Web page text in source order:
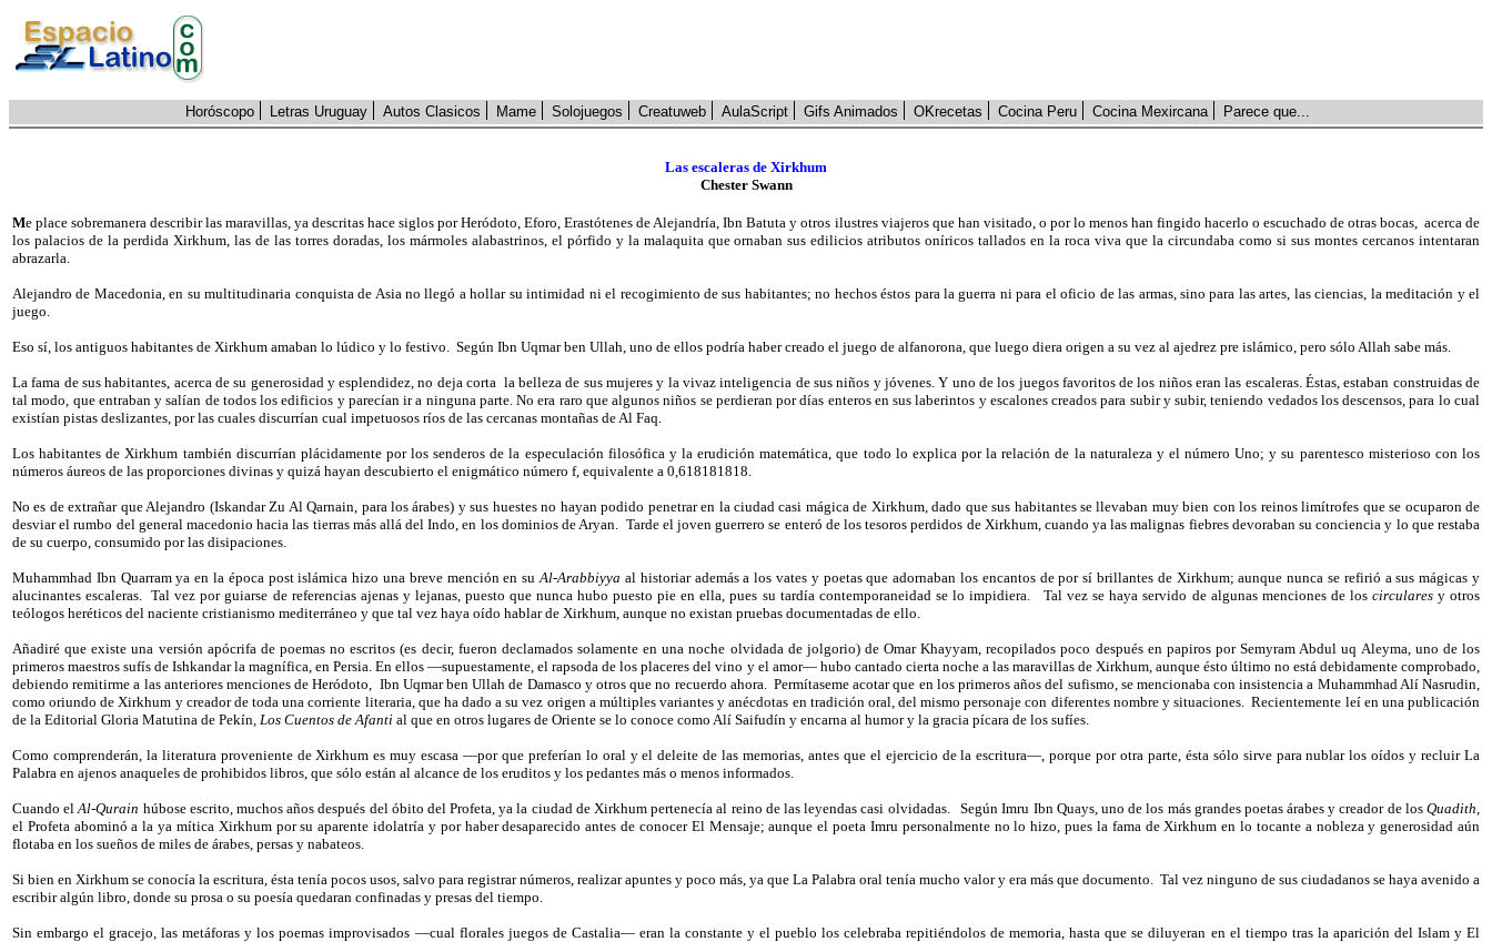
Horóscopo Letras Uruguay Autos Clasicos Mame Solojuegos Creatuweb AulaScript Gifs Animados OKrecetas Cocina Peru Cocina Mexircana Parece que...
Las escaleras de Xirkhum
Chester Swann
Me place sobremanera describir las maravillas, ya descritas hace siglos por Heródoto, Eforo, Erastótenes de Alejandría, Ibn Batuta y otros ilustres viajeros que han visitado, o por lo menos han fingido hacerlo o escuchado de otras bocas, acerca de
los palacios de la perdida Xirkhum, las de las torres doradas, los mármoles alabastrinos, el pórfido y la malaquita que ornaban sus edilicios atributos oníricos tallados en la roca viva que la circundaba como si sus montes cercanos intentaran
abrazarla.
Alejandro de Macedonia, en su multitudinaria conquista de Asia no llegó a hollar su intimidad ni el recogimiento de sus habitantes; no hechos éstos para la guerra ni para el oficio de las armas, sino para las artes, las ciencias, la meditación y el
juego.
Eso sí, los antiguos habitantes de Xirkhum amaban lo lúdico y lo festivo. Según Ibn Uqmar ben Ullah, uno de ellos podría haber creado el juego de alfanorona, que luego diera origen a su vez al ajedrez pre islámico, pero sólo Allah sabe más.
La fama de sus habitantes, acerca de su generosidad y esplendidez, no deja corta la belleza de sus mujeres y la vivaz inteligencia de sus niños y jóvenes. Y uno de los juegos favoritos de los niños eran las escaleras. Éstas, estaban construidas de
tal modo, que entraban y salían de todos los edificios y parecían ir a ninguna parte. No era raro que algunos niños se perdieran por días enteros en sus laberintos y escalones creados para subir y subir, teniendo vedados los descensos, para lo cual
existían pistas deslizantes, por las cuales discurrían cual impetuosos ríos de las cercanas montañas de Al Faq.
Los habitantes de Xirkhum también discurrían plácidamente por los senderos de la especulación filosófica y la erudición matemática, que todo lo explica por la relación de la naturaleza y el número Uno; y su parentesco misterioso con los
números áureos de las proporciones divinas y quizá hayan descubierto el enigmático número f, equivalente a 0,618181818.
No es de extrañar que Alejandro (Iskandar Zu Al Qarnain, para los árabes) y sus huestes no hayan podido penetrar en la ciudad casi mágica de Xirkhum, dado que sus habitantes se llevaban muy bien con los reinos limítrofes que se ocuparon de
desviar el rumbo del general macedonio hacia las tierras más allá del Indo, en los dominios de Aryan. Tarde el joven guerrero se enteró de los tesoros perdidos de Xirkhum, cuando ya las malignas fiebres devoraban su conciencia y lo que restaba
de su cuerpo, consumido por las disipaciones.
Muhammhad Ibn Quarram ya en la época post islámica hizo una breve mención en suAl-Arabbiyya al historiar además a los vates y poetas que adornaban los encantos de por sí brillantes de Xirkhum; aunque nunca se refirió a sus mágicas y
alucinantes escaleras. Tal vez por guiarse de referencias ajenas y lejanas, puesto que nunca hubo puesto pie en ella, pues su tardía contemporaneidad se lo impidiera. Tal vez se haya servido de algunas menciones de los circularesy otros
teólogos heréticos del naciente cristianismo mediterráneo y que tal vez haya oído hablar de Xirkhum, aunque no existan pruebas documentadas de ello.
Añadiré que existe una versión apócrifa de poemas no escritos (es decir, fueron declamados solamente en una noche olvidada de jolgorio) de Omar Khayyam, recopilados poco después en papiros por Semyram Abdul uq Aleyma, uno de los
primeros maestros sufís de Ishkandar la magnífica, en Persia. En ellos —supuestamente, el rapsoda de los placeres del vino y el amor— hubo cantado cierta noche a las maravillas de Xirkhum, aunque ésto último no está debidamente comprobado,
debiendo remitirme a las anteriores menciones de Heródoto, Ibn Uqmar ben Ullah de Damasco y otros que no recuerdo ahora. Permítaseme acotar que en los primeros años del sufismo, se mencionaba con insistencia a Muhammhad Alí Nasrudin,
como oriundo de Xirkhum y creador de toda una corriente literaria, que ha dado a su vez origen a múltiples variantes y anécdotas en tradición oral, del mismo personaje con diferentes nombre y situaciones. Recientemente leí en una publicación
de la Editorial Gloria Matutina de Pekín, Los Cuentos de Afanti al que en otros lugares de Oriente se lo conoce como Alí Saifudín y encarna al humor y la gracia pícara de los sufíes.
Como comprenderán, la literatura proveniente de Xirkhum es muy escasa —por que preferían lo oral y el deleite de las memorias, antes que el ejercicio de la escritura—, porque por otra parte, ésta sólo sirve para nublar los oídos y recluir La
Palabra en ajenos anaqueles de prohibidos libros, que sólo están al alcance de los eruditos y los pedantes más o menos informados.
Cuando elAl-Qurain húbose escrito, muchos años después del óbito del Profeta, ya la ciudad de Xirkhum pertenecía al reino de las leyendas casi olvidadas. Según Imru Ibn Quays, uno de los más grandes poetas árabes y creador de losQuadith,
el Profeta abominó a la ya mítica Xirkhum por su aparente idolatría y por haber desaparecido antes de conocer El Mensaje; aunque el poeta Imru personalmente no lo hizo, pues la fama de Xirkhum en lo tocante a nobleza y generosidad aún
flotaba en los sueños de miles de árabes, persas y nabateos.
Si bien en Xirkhum se conocía la escritura, ésta tenía pocos usos, salvo para registrar números, realizar apuntes y poco más, ya que La Palabra oral tenía mucho valor y era más que documento. Tal vez ninguno de sus ciudadanos se haya avenido a
escribir algún libro, donde su prosa o su poesía quedaran confinadas y presas del tiempo.
Sin embargo el gracejo, las metáforas y los poemas improvisados —cual florales juegos de Castalia— eran la constante y el pueblo los celebraba repitiéndolos de memoria, hasta que se diluyeran en el tiempo tras la aparición del Islam y El